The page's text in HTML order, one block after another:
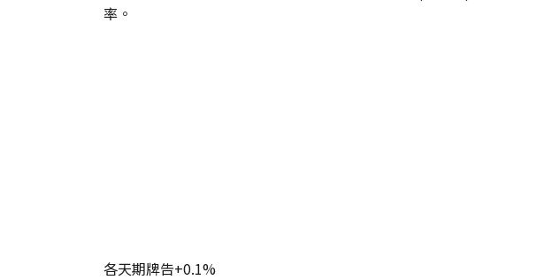
率。
各天期牌告+0.1%